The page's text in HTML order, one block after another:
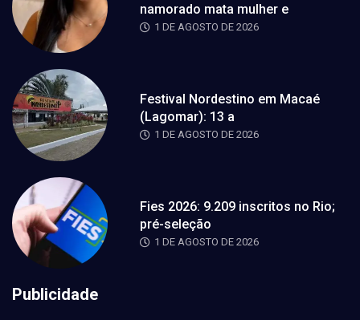
namorado mata mulher e
1 DE AGOSTO DE 2026
Festival Nordestino em Macaé
(Lagomar): 13 a
1 DE AGOSTO DE 2026
Fies 2026: 9.209 inscritos no Rio;
pré-seleção
1 DE AGOSTO DE 2026
Publicidade